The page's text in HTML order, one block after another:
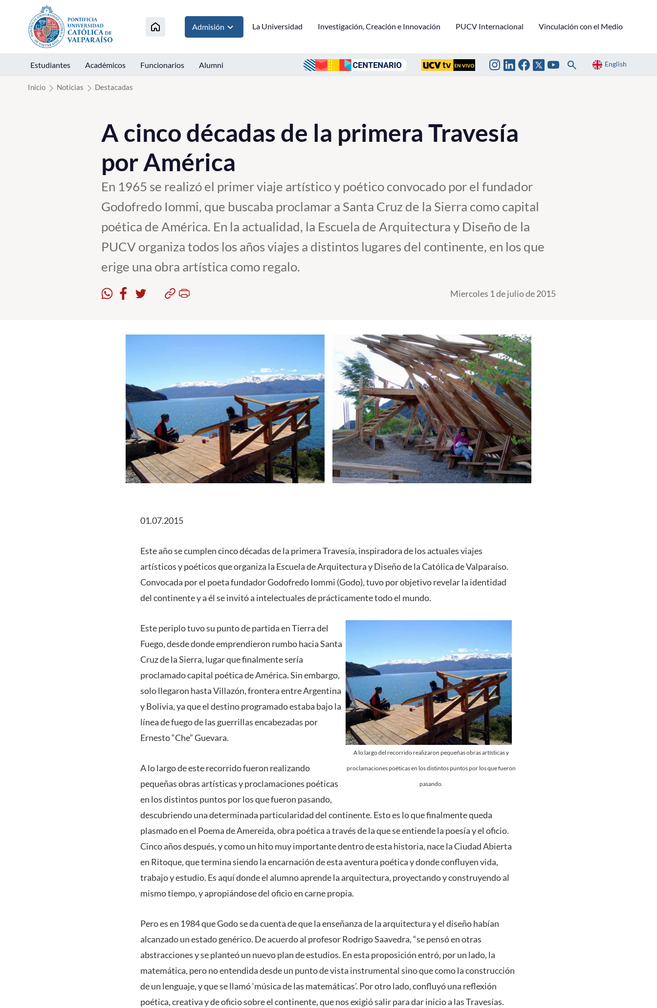
Click acá para ir directamente al contenido
Admisión La Universidad Investigación, Creación e Innovación PUCV Internacional Vinculación con el Medio
Estudiantes Académicos Funcionarios Alumni English
Inicio Noticias Destacadas
A cinco décadas de la primera Travesía
por América
En 1965 se realizó el primer viaje artístico y poético convocado por el fundador
Godofredo Iommi, que buscaba proclamar a Santa Cruz de la Sierra como capital
poética de América. En la actualidad, la Escuela de Arquitectura y Diseño de la
PUCV organiza todos los años viajes a distintos lugares del continente, en los que
erige una obra artística como regalo.
Miercoles 1 de julio de 2015
01.07.2015
Este año se cumplen cinco décadas de la primera Travesía, inspiradora de los actuales viajes
artísticos y poéticos que organiza la Escuela de Arquitectura y Diseño de la Católica de Valparaíso.
Convocada por el poeta fundador Godofredo Iommi (Godo), tuvo por objetivo revelar la identidad
del continente y a él se invitó a intelectuales de prácticamente todo el mundo.
A lo largo del recorrido realizaron pequeñas obras artísticas y
proclamaciones poéticas en los distintos puntos por los que fueron
pasando.
Este periplo tuvo su punto de partida en Tierra del
Fuego, desde donde emprendieron rumbo hacia Santa
Cruz de la Sierra, lugar que finalmente sería
proclamado capital poética de América. Sin embargo,
solo llegaron hasta Villazón, frontera entre Argentina
y Bolivia, ya que el destino programado estaba bajo la
línea de fuego de las guerrillas encabezadas por
Ernesto “Che” Guevara.
A lo largo de este recorrido fueron realizando
pequeñas obras artísticas y proclamaciones poéticas
en los distintos puntos por los que fueron pasando,
descubriendo una determinada particularidad del continente. Esto es lo que finalmente queda
plasmado en el Poema de Amereida, obra poética a través de la que se entiende la poesía y el oficio.
Cinco años después, y como un hito muy importante dentro de esta historia, nace la Ciudad Abierta
en Ritoque, que termina siendo la encarnación de esta aventura poética y donde confluyen vida,
trabajo y estudio. Es aquí donde el alumno aprende la arquitectura, proyectando y construyendo al
mismo tiempo, y apropiándose del oficio en carne propia.
Pero es en 1984 que Godo se da cuenta de que la enseñanza de la arquitectura y el diseño habían
alcanzado un estado genérico. De acuerdo al profesor Rodrigo Saavedra, “se pensó en otras
abstracciones y se planteó un nuevo plan de estudios. En esta proposición entró, por un lado, la
matemática, pero no entendida desde un punto de vista instrumental sino que como la construcción
de un lenguaje, y que se llamó ‘música de las matemáticas’. Por otro lado, confluyó una reflexión
poética, creativa y de oficio sobre el continente, que nos exigió salir para dar inicio a las Travesías.